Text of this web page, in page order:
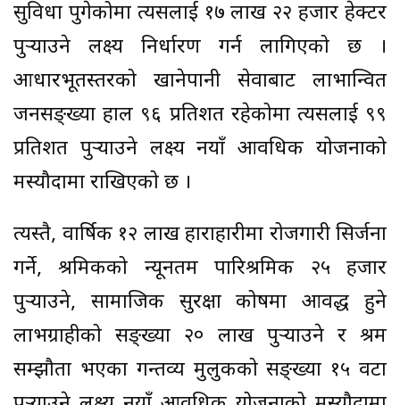
सुविधा पुगेकोमा त्यसलाई १७ लाख २२ हजार हेक्टर
पुर्‍याउने लक्ष्य निर्धारण गर्न लागिएको छ ।
आधारभूतस्तरको खानेपानी सेवाबाट लाभान्वित
जनसङ्ख्या हाल ९६ प्रतिशत रहेकोमा त्यसलाई ९९
प्रतिशत पुर्‍याउने लक्ष्य नयाँ आवधिक योजनाको
मस्यौदामा राखिएको छ ।
त्यस्तै, वार्षिक १२ लाख हाराहारीमा रोजगारी सिर्जना
गर्ने, श्रमिकको न्यूनतम पारिश्रमिक २५ हजार
पुर्‍याउने, सामाजिक सुरक्षा कोषमा आवद्ध हुने
लाभग्राहीको सङ्ख्या २० लाख पुर्‍याउने र श्रम
सम्झौता भएका गन्तव्य मुलुकको सङ्ख्या १५ वटा